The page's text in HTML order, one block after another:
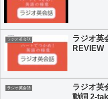
ラジオ英会話
ラジオ英
REVIEW
ラジオ英会話
ラジオ英
動詞 2-